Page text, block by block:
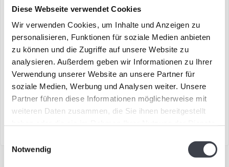
Diese Webseite verwendet Cookies
Wir verwenden Cookies, um Inhalte und Anzeigen zu
personalisieren, Funktionen für soziale Medien anbieten
zu können und die Zugriffe auf unsere Website zu
analysieren. Außerdem geben wir Informationen zu Ihrer
Verwendung unserer Website an unsere Partner für
soziale Medien, Werbung und Analysen weiter. Unsere
Partner führen diese Informationen möglicherweise mit
weiteren Daten zusammen, die Sie ihnen bereitgestellt
Notwendig
Kosta Boda „Headman“
Schönes Objekt „Headman“
aus reinem Kristall von Bertil
Vallien für Kosta ..
€495,00
Kosta Boda „Brains“
„Inside Matters“ aus der
Kollektion „Brains“ von Kosta
Boda.
€189,00